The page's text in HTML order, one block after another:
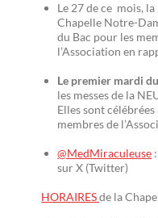
Le 27 de ce mois,
Chapelle Notre-
du Bac pour les
l’Association en
Le premier mardi
les messes de la
Elles sont
membres de
@MedMiraculeuse
sur X (Twitter)
HORAIRESde la